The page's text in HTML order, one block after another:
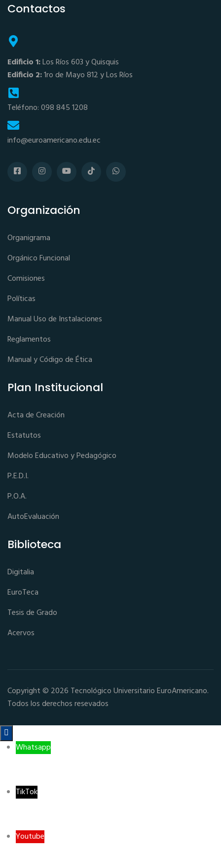
Contactos
Edificio 1:Los Ríos 603 y Quisquis
Edificio 2:1ro de Mayo 812 y Los Ríos
Teléfono: 098 845 1208
info@euroamericano.edu.ec
Organización
Organigrama
Orgánico Funcional
Comisiones
Políticas
Manual Uso de Instalaciones
Reglamentos
Manual y Código de Ética
Plan Institucional
Acta de Creación
Estatutos
Modelo Educativo y Pedagógico
P.E.D.I.
P.O.A.
AutoEvaluación
Biblioteca
Digitalia
EuroTeca
Tesis de Grado
Acervos
Copyright © 2026 Tecnológico Universitario EuroAmericano.
Todos los derechos resevados

Whatsapp
TikTok
Youtube